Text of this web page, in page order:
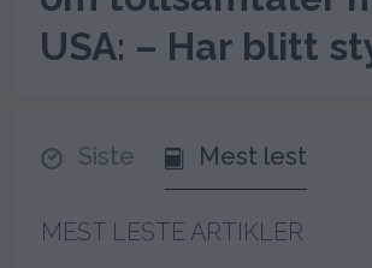
USA: – Har blitt
Siste Mest lest
MEST LESTE ARTIKLER